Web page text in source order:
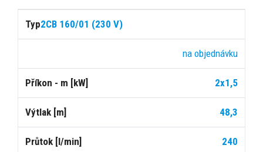
2CB 160/01 (230 V)
na objednávku
2x1,5
48,3
240